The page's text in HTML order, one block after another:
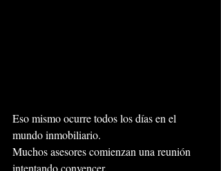
Eso mismo ocurre todos los días en el
mundo inmobiliario.
Muchos asesores comienzan una reunión